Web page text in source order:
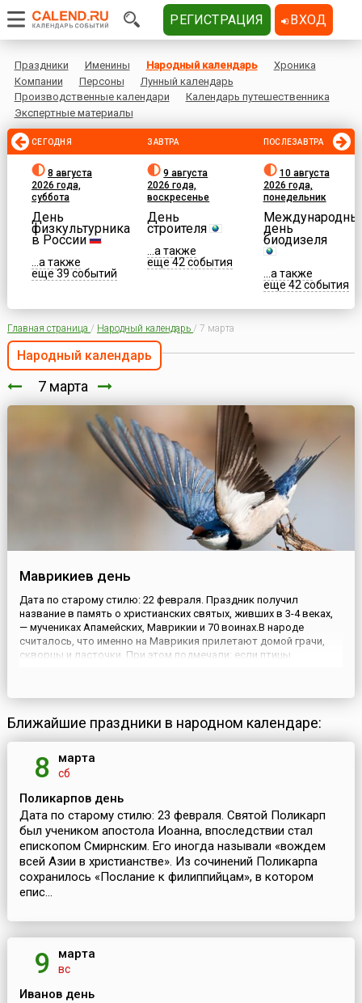
Праздники Именины Народный календарь
Хроника
Компании
Персоны
Лунный календарь
Производственные календари
Календарь путешественника
Экспертные материалы
СЕГОДНЯ
8 августа
2026 года,
суббота
День
физкультурника
в России
...а также
еще 39 событий
ЗАВТРА
9 августа
2026 года,
воскресенье
День
строителя
...а также
еще 42 события
ПОСЛЕЗАВТРА
10 августа
2026 года,
понедельник
день
биодизеля
...а также
еще 42 события
Главная страница / Народный календарь / 7 марта
Народный календарь
7 марта
Маврикиев день
Дата по старому стилю: 22 февраля. Праздник получил
название в память о христианских святых, живших в 3-4 веках,
— мучениках Апамейских, Маврикии и 70 воинах.В народе
считалось, что именно на Маврикия прилетают домой грачи,
скворцы и ласточки. При этом подмечали: если птицы
птиц ...
Ближайшие праздники в народном календаре:
8 марта
сб
Поликарпов день
Дата по старому стилю: 23 февраля. Святой Поликарп
был учеником апостола Иоанна, впоследствии стал
епископом Смирнским. Его иногда называли «вождем
всей Азии в христианстве». Из сочинений Поликарпа
сохранилось «Послание к филиппийцам», в котором
епис...
9 марта
вс
Иванов день
РЕГИСТРАЦИЯ ВХОД